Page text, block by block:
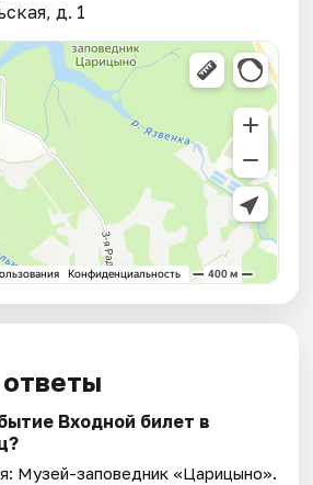
д. 1
Входной билет в
Музей-заповедник «Царицыно».